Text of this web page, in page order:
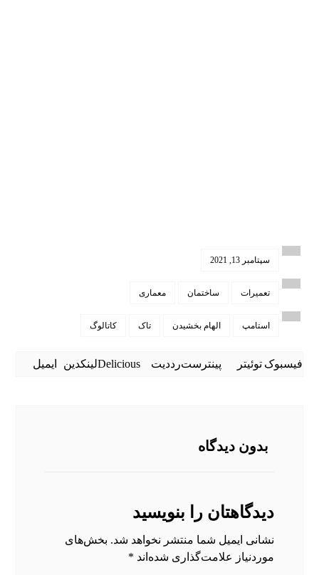
سپتامبر 13, 2021
تعمیرات ساختمان معماری
استامپ الهام بخشیدن تاک کاتالوگ
فیسبوک توئیتر پینترسترددیت Deliciousلینکدین ایمیل
بدون دیدگاه
دیدگاهتان را بنویسید
نشانی ایمیل شما منتشر نخواهد شد. بخش‌های
موردنیاز علامت‌گذاری شده‌اند *